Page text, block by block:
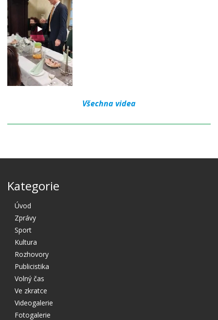
Všechna videa
Kategorie
Úvod
Zprávy
Sport
Kultura
Rozhovory
Publicistika
Volný čas
Ve zkratce
Videogalerie
Fotogalerie